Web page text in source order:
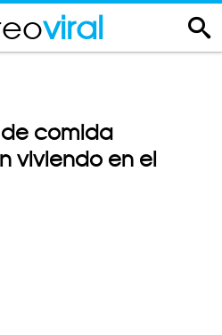
viral
de comida
viviendo en el